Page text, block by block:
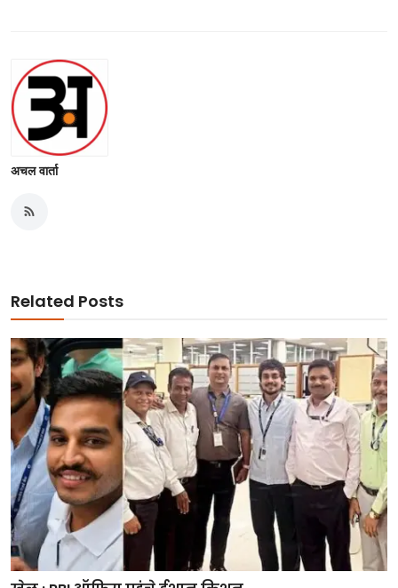
अचल वार्ता
Related Posts